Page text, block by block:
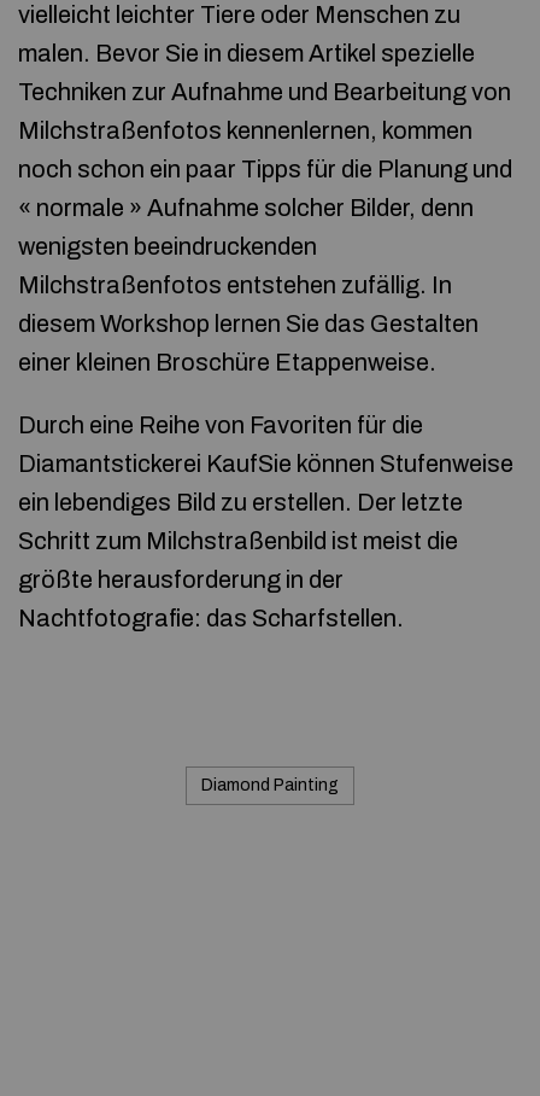
vielleicht leichter Tiere oder Menschen zu
malen. Bevor Sie in diesem Artikel spezielle
Techniken zur Aufnahme und Bearbeitung von
Milchstraßenfotos kennenlernen, kommen
noch schon ein paar Tipps für die Planung und
« normale » Aufnahme solcher Bilder, denn
wenigsten beeindruckenden
Milchstraßenfotos entstehen zufällig. In
diesem Workshop lernen Sie das Gestalten
einer kleinen Broschüre Etappenweise.
Durch eine Reihe von Favoriten für die
Diamantstickerei KaufSie können Stufenweise
ein lebendiges Bild zu erstellen. Der letzte
Schritt zum Milchstraßenbild ist meist die
größte herausforderung in der
Nachtfotografie: das Scharfstellen.
Diamond Painting